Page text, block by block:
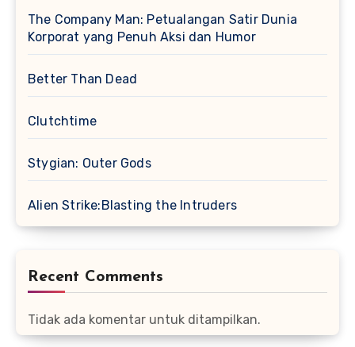
The Company Man: Petualangan Satir Dunia
Korporat yang Penuh Aksi dan Humor
Better Than Dead
Clutchtime
Stygian: Outer Gods
Alien Strike:Blasting the Intruders
Recent Comments
Tidak ada komentar untuk ditampilkan.